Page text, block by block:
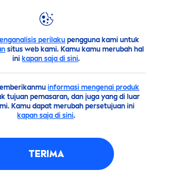
perilaku pengguna kami untuk
situs web kami. Kamu kamu merubah hal
ini kapan saja di sini.
informasi mengenai produk
tujuan pemasaran, dan juga yang di luar
Kamu dapat merubah persetujuan ini
kapan saja di sini.
TERIMA
Kami Matahari
Wajah